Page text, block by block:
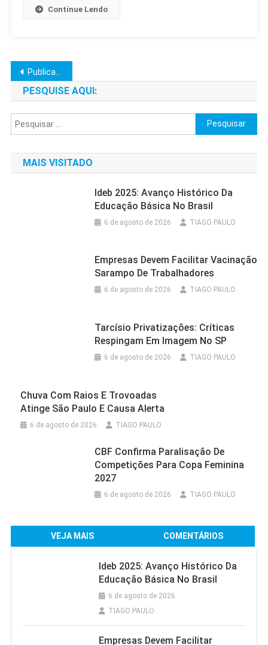
Continue Lendo
Navegação
por
posts
Publicações mais antigas
PESQUISE AQUI:
Pesquisar
por:
MAIS VISITADO
Ideb 2025: Avanço Histórico Da
Educação Básica No Brasil
6 de agosto de 2026 TIAGO PAULO
Empresas Devem Facilitar Vacinação
Sarampo De Trabalhadores
6 de agosto de 2026 TIAGO PAULO
Tarcísio Privatizações: Críticas
Respingam Em Imagem No SP
6 de agosto de 2026 TIAGO PAULO
Chuva Com Raios E Trovoadas
Atinge São Paulo E Causa Alerta
6 de agosto de 2026 TIAGO PAULO
CBF Confirma Paralisação De
Competições Para Copa Feminina
2027
6 de agosto de 2026 TIAGO PAULO
VEJA MAIS COMENTÁRIOS
Ideb 2025: Avanço Histórico Da
Educação Básica No Brasil
6 de agosto de 2026
TIAGO PAULO
Empresas Devem Facilitar